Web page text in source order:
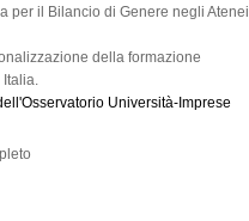
per il Bilancio di Genere negli Atenei
della formazione
Italia.
Università-Imprese